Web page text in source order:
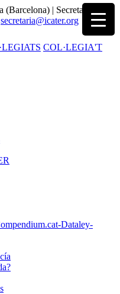
| Secretaria 93
secretaria@icater.org
COL·LEGIA'T
Dataley-